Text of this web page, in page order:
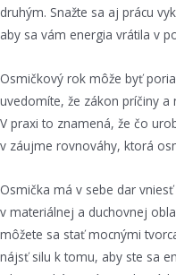
druhým. Snažte sa aj prácu
aby sa vám energia vrátila v
Osmičkový rok môže byť
uvedomíte, že zákon príčiny
V praxi to znamená, že čo
v záujme rovnováhy, ktorá
Osmička má v sebe dar
v materiálnej a duchovnej
môžete sa stať mocnými
nájsť silu k tomu, aby ste sa